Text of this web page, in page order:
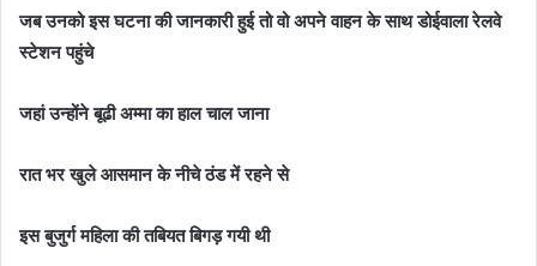
जब उनको इस घटना की जानकारी हुई तो वो अपने वाहन के साथ डोईवाला रेलवे
स्टेशन पहुंचे
जहां उन्होंने बूढी अम्मा का हाल चाल जाना
रात भर खुले आसमान के नीचे ठंड में रहने से
इस बुजुर्ग महिला की तबियत बिगड़ गयी थी